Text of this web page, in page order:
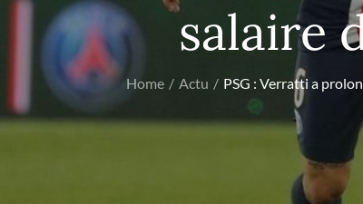
salaire
Home Actu PSG : Verratti a